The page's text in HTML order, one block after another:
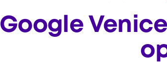
Google